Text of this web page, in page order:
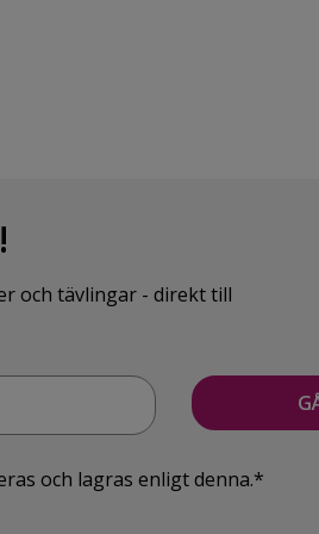
och tävlingar - direkt till
och lagras enligt denna.*